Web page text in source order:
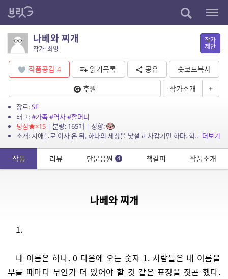
나베와 찌개
작가: 최양
작가
제안
작품공감 4 읽기목록 공유
숏코드복사
후원
작가소개 +
장르:SF
태그:#가족#역사#할머니
평점
×15| 분량: 165매 | 성향:
소개: 시애틀로 이사 온 뒤, 하나의 세상을 낯설고 차갑기만 하다. 학교에서도, 집에서도 겉도는 그녀에게 유일한 안식처는 부산에 있는 할머니와의 전화 한 통. 그런데 어느 날부터 할머니는... 더보기
작품 리뷰 단문응원 4 책갈피 작품소개
나베와 찌개
1.
내 이름은 하나. 0 다음에 오는 숫자 1. 사람들은 내 이름을
부를 때마다 무언가 더 있어야 할 것 같은 표정을 짓곤 했다.